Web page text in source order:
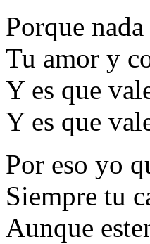
Porque
Tu amor y
Y es que
Y es que
Por eso yo
Siempre tu
Aunque